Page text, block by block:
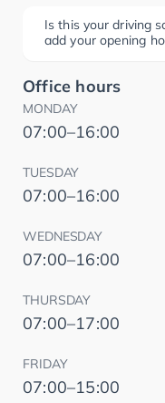
Is this your driving
add your opening
Office hours
MONDAY
07:00–16:00
TUESDAY
07:00–16:00
WEDNESDAY
07:00–16:00
THURSDAY
07:00–17:00
FRIDAY
07:00–15:00